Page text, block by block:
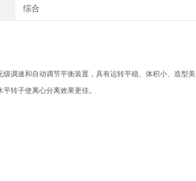
综合
调速和自动调节平衡装置，具有运转平稳、体积小、造型美
转子使离心分离效果更佳。